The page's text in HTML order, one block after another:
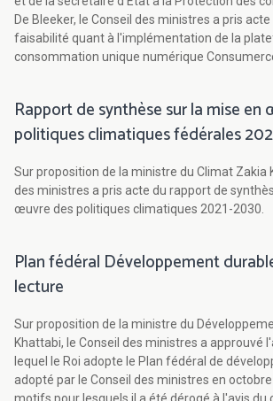
De Bleeker, le Conseil des ministres a pris
faisabilité quant à l'implémentation de la
consommation unique numérique
Rapport de synthèse sur la mise en
politiques climatiques fédérales
Sur proposition de la ministre du Climat Zakia
des ministres a pris acte du rapport de
œuvre des politiques climatiques 2021-2030.
Plan fédéral Développement
lecture
Sur proposition de la ministre du
Khattabi, le Conseil des ministres a approuvé
lequel le Roi adopte le Plan fédéral de
adopté par le Conseil des ministres en